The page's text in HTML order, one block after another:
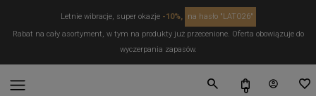
Letnie wibracje, super okazje -10%,
na hasło "LATO26"
Rabat na cały asortyment, w tym na produkty już przecenione. Oferta obowiązuje do
wyczerpania zapasów.